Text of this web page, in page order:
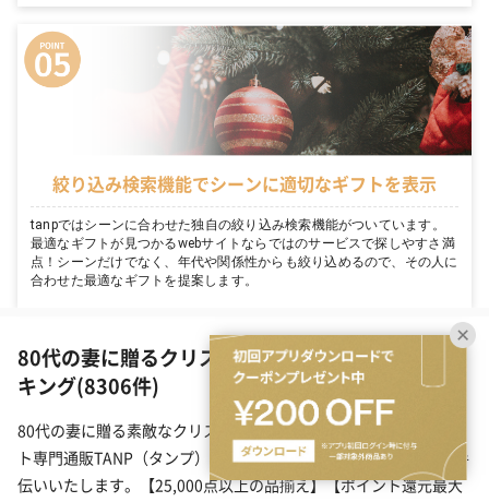
絞り込み検索機能でシーンに適切なギフトを表示
tanpではシーンに合わせた独自の絞り込み検索機能がついています。
最適なギフトが見つかるwebサイトならではのサービスで探しやすさ満
点！シーンだけでなく、年代や関係性からも絞り込めるので、その人に
合わせた最適なギフトを提案します。
80代の妻に贈るクリスマスプレゼントの人気ラン
キング(8306件)
80代の妻に贈る素敵なクリスマスプレゼント。日本最大級のギフ
ト専門通販TANP（タンプ）があなたのギフト選びを総合的にお手
伝いいたします。【25,000点以上の品揃え】【ポイント還元最大